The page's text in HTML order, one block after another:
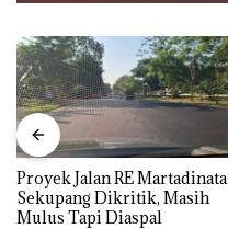
Proyek Jalan RE Martadinata
Sekupang Dikritik, Masih
Mulus Tapi Diaspal